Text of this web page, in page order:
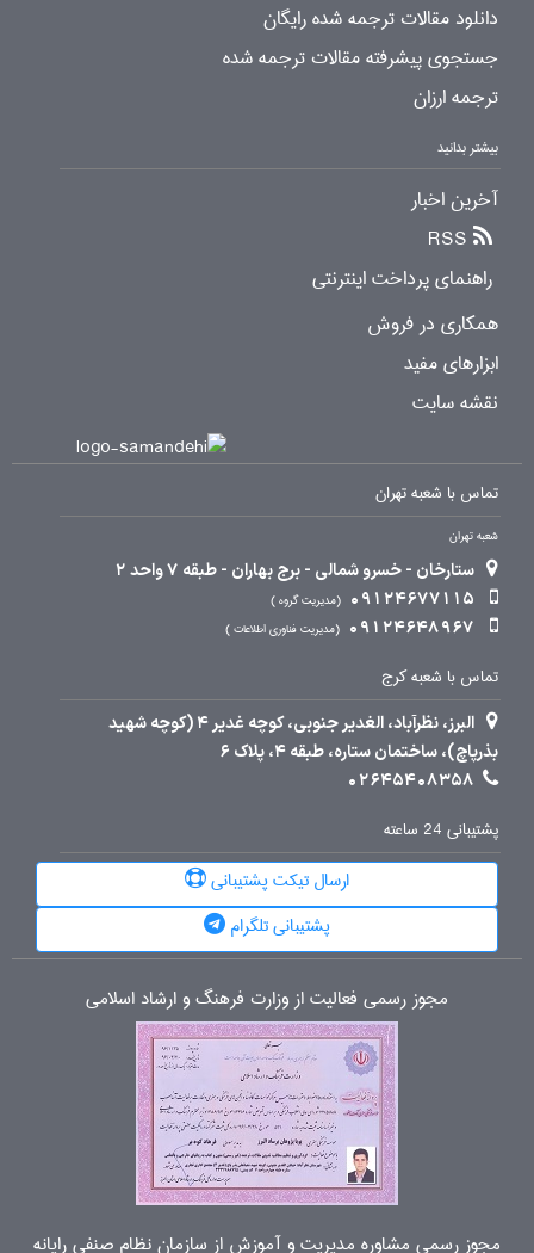
دانلود مقالات ترجمه شده رایگان
جستجوی پیشرفته مقالات ترجمه شده
ترجمه ارزان
بیشتر بدانید
آخرین اخبار
RSS
راهنمای پرداخت اینترنتی
همکاری در فروش
ابزارهای مفید
نقشه سایت
تماس با شعبه تهران
شعبه تهران
ستارخان - خسرو شمالی - برج بهاران - طبقه 7 واحد 2
09124677115
مدیریت گروه
09124648967 مدیریت فناوری اطلاعات
تماس با شعبه کرج
البرز، نظرآباد، الغدیر جنوبی، کوچه غدیر 4 (کوچه شهید
بذرپاچ)، ساختمان ستاره، طبقه 4، پلاک 6
02645408358
پشتیبانی 24 ساعته
ارسال تیکت پشتیبانی
پشتیبانی تلگرام
مجوز رسمی فعالیت از وزارت فرهنگ و ارشاد اسلامی
مجوز رسمی مشاوره مدیریت و آموزش از سازمان نظام صنفی رایانه